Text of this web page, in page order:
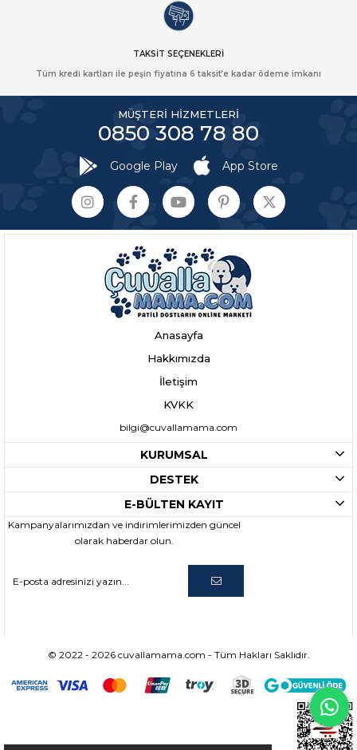
TAKSİT SEÇENEKLERİ
Tüm kredi kartları ile peşin fiyatına 6 taksit’e kadar ödeme imkanı
MÜŞTERİ HİZMETLERİ
0850 308 78 80
Google Play App Store
Anasayfa
Hakkımızda
İletişim
KVKK
bilgi@cuvallamama.com
KURUMSAL
DESTEK
E-BÜLTEN KAYIT
Kampanyalarımızdan ve indirimlerimizden güncel
olarak haberdar olun.
© 2022 - 2026 cuvallamama.com - Tüm Hakları Saklıdır.